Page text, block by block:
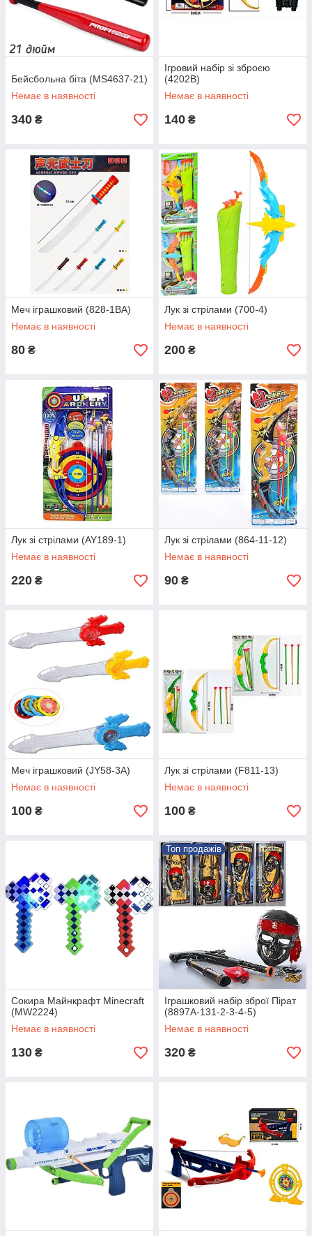
Бейсбольна біта (MS4637-21)
Немає в наявності
340 ₴
Ігровий набір зі зброєю
(4202B)
Немає в наявності
140 ₴
Меч іграшковий (828-1BA)
Немає в наявності
80 ₴
Лук зі стрілами (700-4)
Немає в наявності
200 ₴
Лук зі стрілами (AY189-1)
Немає в наявності
220 ₴
Лук зі стрілами (864-11-12)
Немає в наявності
90 ₴
Меч іграшковий (JY58-3A)
Немає в наявності
100 ₴
Лук зі стрілами (F811-13)
Немає в наявності
100 ₴
Сокира Майнкрафт Minecraft
(MW2224)
Немає в наявності
130 ₴
Топ продажів
Іграшковий набір зброї Пірат
(8897A-131-2-3-4-5)
Немає в наявності
320 ₴